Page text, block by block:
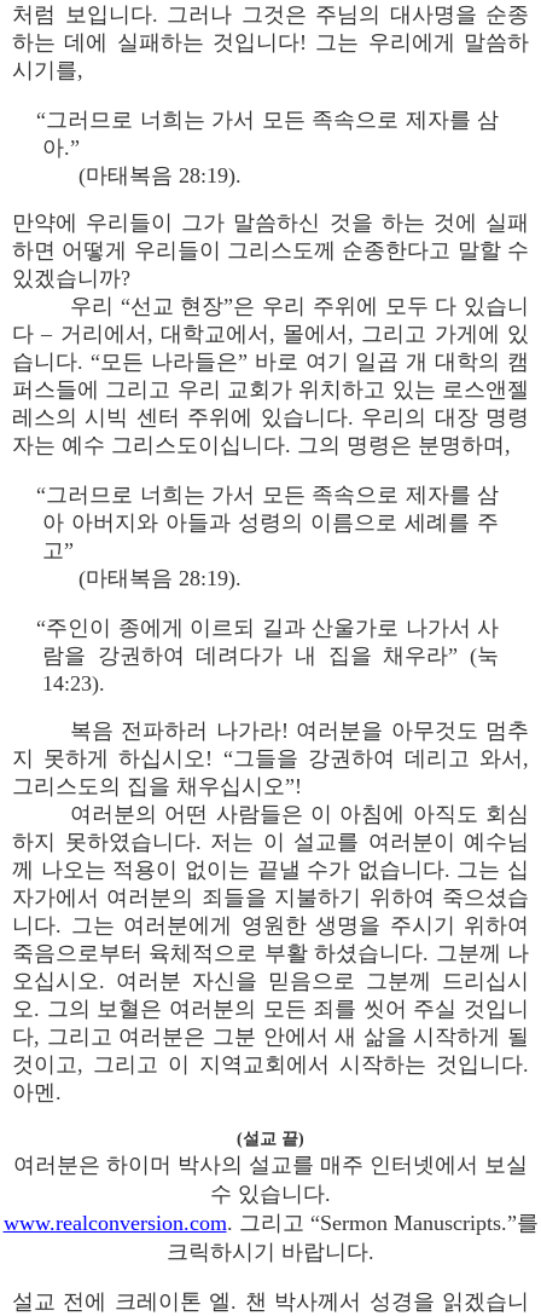
처럼 보입니다. 그러나 그것은 주님의 대사명을 순종
하는 데에 실패하는 것입니다! 그는 우리에게 말씀하
시기를,
“그러므로 너희는 가서 모든 족속으로 제자를 삼
아.”
(마태복음 28:19).
만약에 우리들이 그가 말씀하신 것을 하는 것에 실패
하면 어떻게 우리들이 그리스도께 순종한다고 말할 수
있겠습니까?
우리 “선교 현장”은 우리 주위에 모두 다 있습니
다 – 거리에서, 대학교에서, 몰에서, 그리고 가게에 있
습니다. “모든 나라들은” 바로 여기 일곱 개 대학의 캠
퍼스들에 그리고 우리 교회가 위치하고 있는 로스앤젤
레스의 시빅 센터 주위에 있습니다. 우리의 대장 명령
자는 예수 그리스도이십니다. 그의 명령은 분명하며,
“그러므로 너희는 가서 모든 족속으로 제자를 삼
아 아버지와 아들과 성령의 이름으로 세례를 주
고”
(마태복음 28:19).
“주인이 종에게 이르되 길과 산울가로 나가서 사
람을 강권하여 데려다가 내 집을 채우라” (눅
14:23).
복음 전파하러 나가라! 여러분을 아무것도 멈추
지 못하게 하십시오! “그들을 강권하여 데리고 와서,
그리스도의 집을 채우십시오”!
여러분의 어떤 사람들은 이 아침에 아직도 회심
하지 못하였습니다. 저는 이 설교를 여러분이 예수님
께 나오는 적용이 없이는 끝낼 수가 없습니다. 그는 십
자가에서 여러분의 죄들을 지불하기 위하여 죽으셨습
니다. 그는 여러분에게 영원한 생명을 주시기 위하여
죽음으로부터 육체적으로 부활 하셨습니다. 그분께 나
오십시오. 여러분 자신을 믿음으로 그분께 드리십시
오. 그의 보혈은 여러분의 모든 죄를 씻어 주실 것입니
다, 그리고 여러분은 그분 안에서 새 삶을 시작하게 될
것이고, 그리고 이 지역교회에서 시작하는 것입니다.
아멘.
(설교 끝)
여러분은 하이머 박사의 설교를 매주 인터넷에서 보실
수 있습니다.
www.realconversion.com. 그리고 “Sermon Manuscripts.”를
크릭하시기 바랍니다.
설교 전에 크레이톤 엘. 챈 박사께서 성경을 읽겠습니